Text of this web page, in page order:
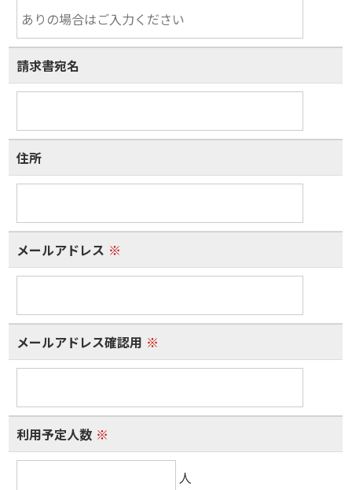
請求書宛名
住所
メールアドレス ※
メールアドレス確認用 ※
利用予定人数 ※
人